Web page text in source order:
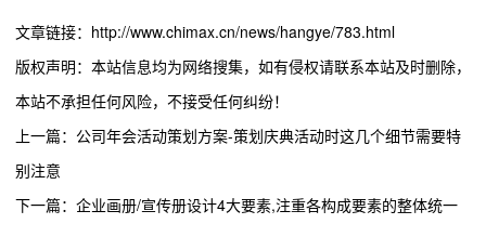
文章链接：http://www.chimax.cn/news/hangye/783.html
版权声明：本站信息均为网络搜集，如有侵权请联系本站及时删除，
本站不承担任何风险，不接受任何纠纷！
上一篇：公司年会活动策划方案-策划庆典活动时这几个细节需要特
别注意
下一篇：企业画册/宣传册设计4大要素,注重各构成要素的整体统一